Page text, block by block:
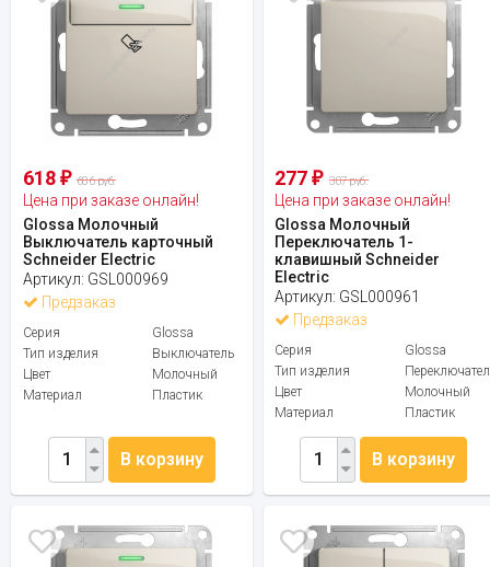
618 ₽ 686 руб.
Цена при заказе онлайн!
Glossa Молочный
Выключатель карточный
Schneider Electric
Артикул: GSL000969
Предзаказ
Серия
Glossa
Тип изделия
Выключатель
Цвет
Молочный
Материал
Пластик
В корзину
277₽ 307 руб.
Цена при заказе онлайн!
Glossa Молочный
Переключатель 1-
клавишный Schneider
Electric
Артикул: GSL000961
Предзаказ
Серия
Glossa
Тип изделия
Цвет
Молочный
Материал
Пластик
В корзину